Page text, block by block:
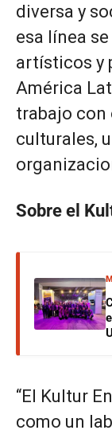
diversa y
esa línea
artísticos y
América
trabajo
culturales,
Sobre el
“El Kultur
como un